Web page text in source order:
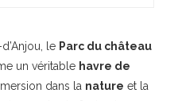
le Parc du château
un véritable havre de
dans la nature et la